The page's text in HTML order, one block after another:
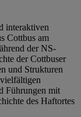
interaktiven
Cottbus am
der NS-
der Cottbuser
und Strukturen
Führungen mit
des Haftortes